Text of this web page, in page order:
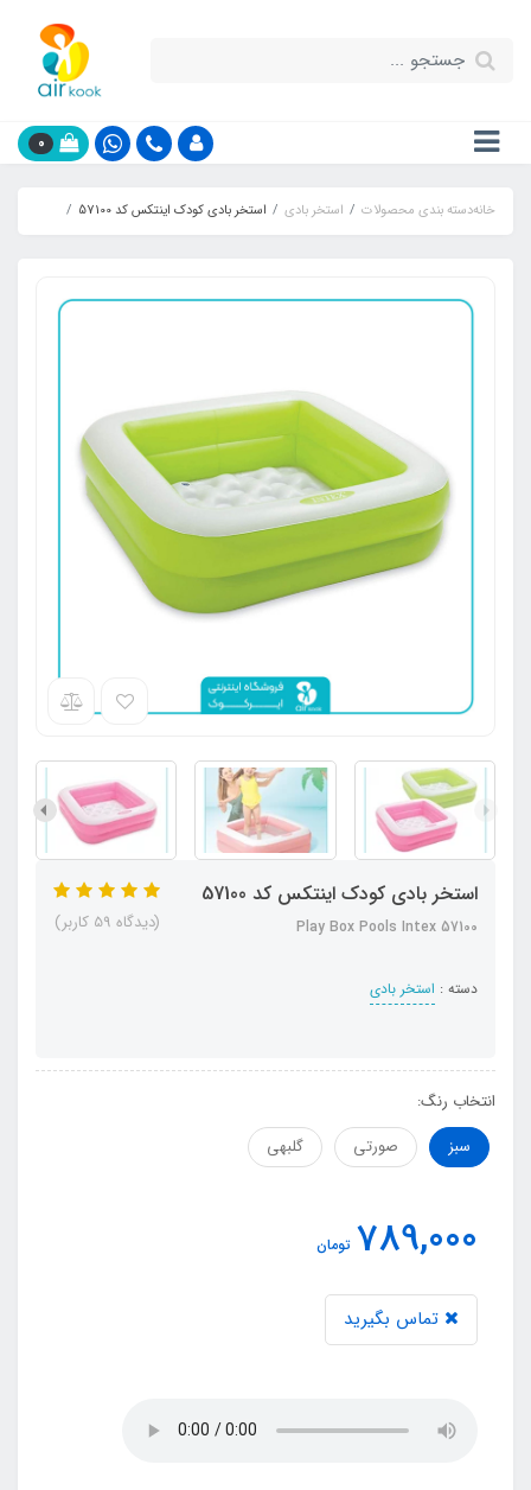
0
خانهدسته بندی محصولات استخر بادی استخر بادی کودک اینتکس کد 57100
استخر بادی کودک اینتکس کد 57100
Play Box Pools Intex 57100
دسته : استخر بادی
(دیدگاه 59 کاربر)
انتخاب رنگ:
سبز
صورتی گلبهی
789,000 تومان
تماس بگیرید